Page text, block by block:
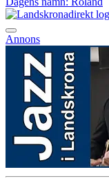
Annons